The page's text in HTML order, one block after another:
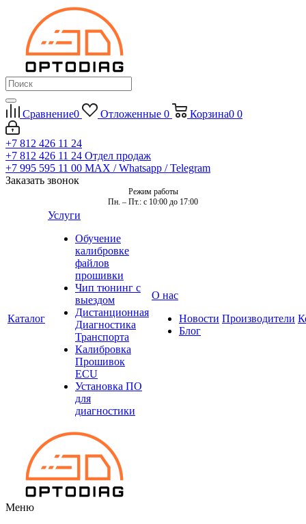
Сравнение0 Отложенные 0 Корзина0 0
+7 812 426 11 24
+7 812 426 11 24 Отдел продаж
+7 995 595 11 00 MAX / Whatsapp / Telegram
Заказать звонок
Режим работы
Пн. – Пт.: с 10:00 до 17:00
Каталог
Услуги
Обучение
калибровке
файлов
прошивки
Чип тюнинг с
выездом
Дистанционная
Диагностика
Транспорта
Калибровка
Прошивок
ECU
Установка ПО
для
диагностики
О нас
Новости
Блог
Производители
Меню